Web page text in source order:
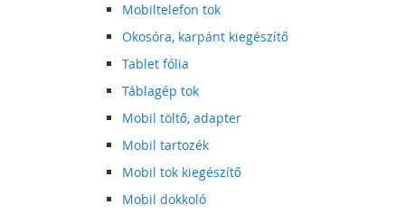
Mobiltelefon tok
Okosóra, karpánt kiegészítő
Tablet fólia
Táblagép tok
Mobil töltő, adapter
Mobil tartozék
Mobil tok kiegészítő
Mobil dokkoló